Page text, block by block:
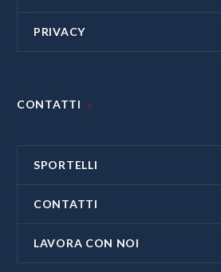
PRIVACY
CONTATTI
SPORTELLI
CONTATTI
LAVORA CON NOI